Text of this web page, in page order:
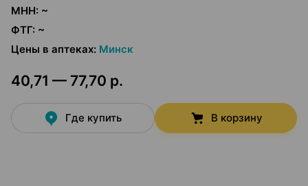
МНН: ~
ФТГ: ~
Цены в аптеках: Минск
40,71 — 77,70 р.
Где купить В корзину